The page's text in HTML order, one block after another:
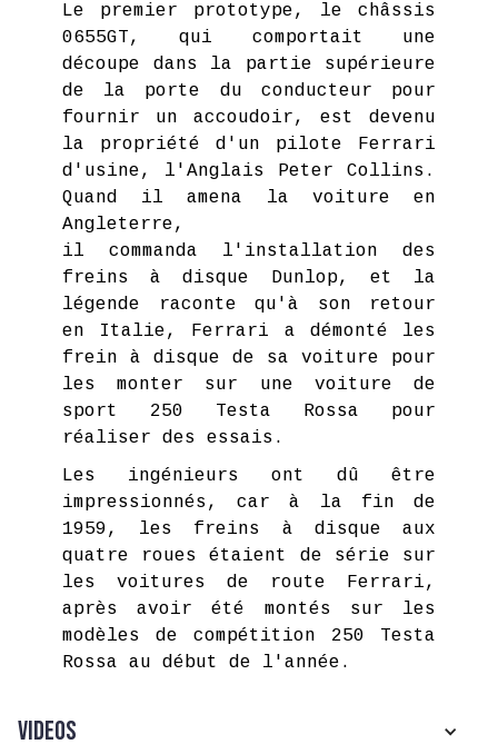
Le premier prototype, le châssis
0655GT, qui comportait une
découpe dans la partie supérieure
de la porte du conducteur pour
fournir un accoudoir, est devenu
la propriété d'un pilote Ferrari
d'usine, l'Anglais Peter Collins.
Quand il amena la voiture en
Angleterre,
il commanda l'installation des
freins à disque Dunlop, et la
légende raconte qu'à son retour
en Italie, Ferrari a démonté les
frein à disque de sa voiture pour
les monter sur une voiture de
sport 250 Testa Rossa pour
réaliser des essais.
Les ingénieurs ont dû être
impressionnés, car à la fin de
1959, les freins à disque aux
quatre roues étaient de série sur
les voitures de route Ferrari,
après avoir été montés sur les
modèles de compétition 250 Testa
Rossa au début de l'année.
Videos